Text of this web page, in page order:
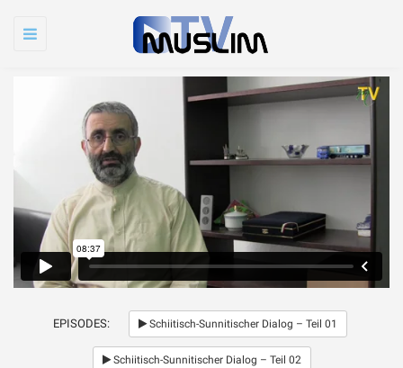
Toggle
EPISODES: Schiitisch-Sunnitischer Dialog – Teil 01
Schiitisch-Sunnitischer Dialog – Teil 02